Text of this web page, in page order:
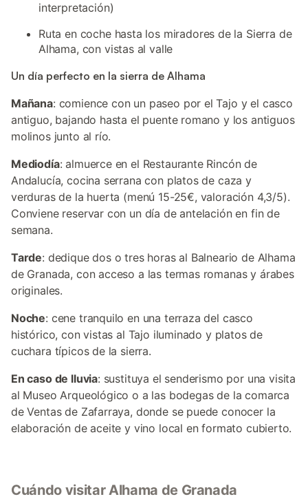
interpretación)
Ruta en coche hasta los miradores de la Sierra de
Alhama, con vistas al valle
Un día perfecto en la sierra de Alhama
Mañana: comience con un paseo por el Tajo y el casco
antiguo, bajando hasta el puente romano y los antiguos
molinos junto al río.
Mediodía: almuerce en el Restaurante Rincón de
Andalucía, cocina serrana con platos de caza y
verduras de la huerta (menú 15-25€, valoración 4,3/5).
Conviene reservar con un día de antelación en fin de
semana.
Tarde: dedique dos o tres horas al Balneario de Alhama
de Granada, con acceso a las termas romanas y árabes
originales.
Noche: cene tranquilo en una terraza del casco
histórico, con vistas al Tajo iluminado y platos de
cuchara típicos de la sierra.
En caso de lluvia: sustituya el senderismo por una visita
al Museo Arqueológico o a las bodegas de la comarca
de Ventas de Zafarraya, donde se puede conocer la
elaboración de aceite y vino local en formato cubierto.
Cuándo visitar Alhama de Granada